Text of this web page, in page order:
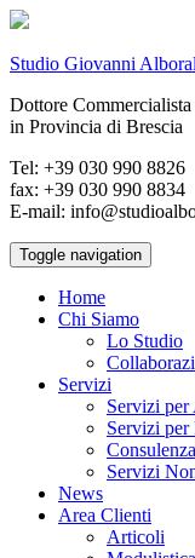
Studio Giovanni
Dottore
in Provincia di Brescia
Tel: +39 030 990 8826
fax: +39 030 990 8834
E-mail:
Toggle navigation
Home
Chi Siamo
Lo Studio
Servizi
Servizi per
Servizi per
Servizi
News
Area Clienti
Articoli